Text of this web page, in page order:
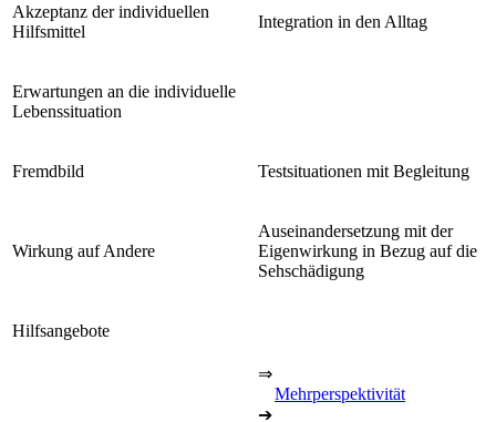
Akzeptanz der individuellen
Hilfsmittel
Integration in den Alltag
Erwartungen an die individuelle
Lebenssituation
Fremdbild Testsituationen mit Begleitung
Wirkung auf Andere
Auseinandersetzung mit der
Eigenwirkung in Bezug auf die
Sehschädigung
Hilfsangebote
⇒
Mehrperspektivität
➔